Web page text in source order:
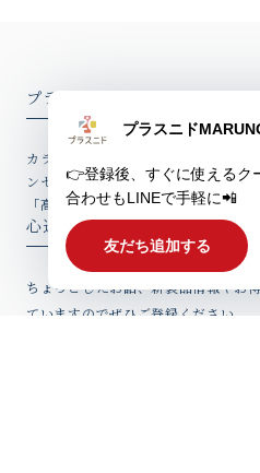
プラスニドオンラインショップ
カラダ、ホットに。「冷えに悩む女
ンセプトとしたココロとカラダが温
「高品質アイテム」を心込めてお届け
心込めたウィークリーレター
ちょっとしたお話、新製品情報やお
ていますのでぜひご登録ください。